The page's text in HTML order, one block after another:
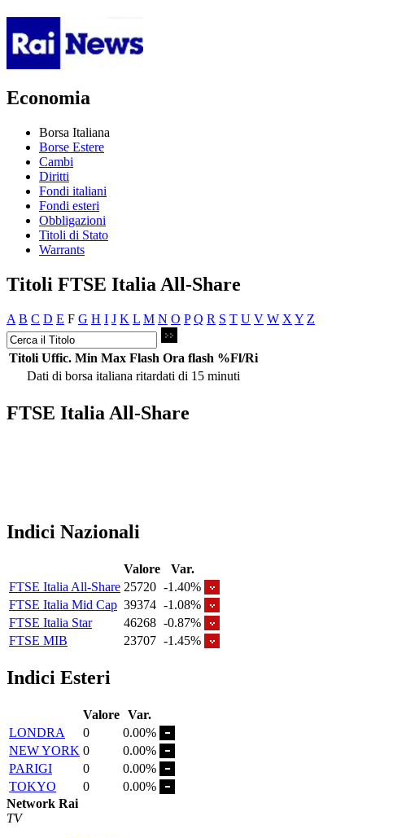
Economia
Borsa Italiana
Borse Estere
Cambi
Diritti
Fondi italiani
Fondi esteri
Obbligazioni
Titoli di Stato
Warrants
Titoli FTSE Italia All-Share
A B C D E F G H I J K L M N O P Q R S T U V W X Y Z
Titoli Uffic. Min Max Flash Ora flash %Fl/Ri
Dati di borsa italiana ritardati di 15 minuti
FTSE Italia All-Share
Indici Nazionali
Valore
Var.
FTSE Italia All-Share 25720 -1.40%
FTSE Italia Mid Cap 39374 -1.08%
FTSE Italia Star
46268 -0.87%
FTSE MIB
23707 -1.45%
Indici Esteri
Valore Var.
LONDRA
0
0.00%
NEW YORK 0
0.00%
PARIGI
0
0.00%
TOKYO
0
0.00%
Network Rai
TV